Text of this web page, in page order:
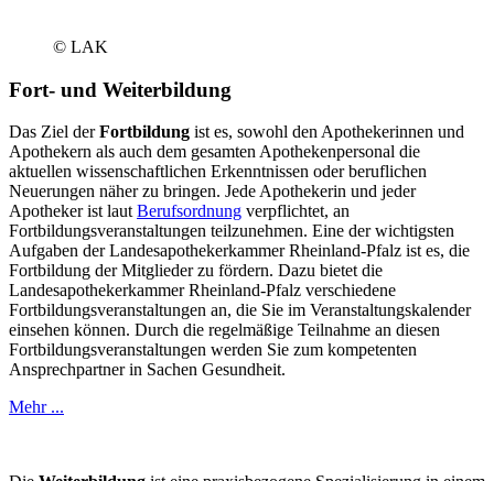
© LAK
Fort- und Weiterbildung
Das Ziel derFortbildung ist es, sowohl den Apothekerinnen und
Apothekern als auch dem gesamten Apothekenpersonal die
aktuellen wissenschaftlichen Erkenntnissen oder beruflichen
Neuerungen näher zu bringen. Jede Apothekerin und jeder
Apotheker ist lautBerufsordnung verpflichtet, an
Fortbildungsveranstaltungen teilzunehmen. Eine der wichtigsten
Aufgaben der Landesapothekerkammer Rheinland-Pfalz ist es, die
Fortbildung der Mitglieder zu fördern. Dazu bietet die
Landesapothekerkammer Rheinland-Pfalz verschiedene
Fortbildungsveranstaltungen an, die Sie im Veranstaltungskalender
einsehen können. Durch die regelmäßige Teilnahme an diesen
Fortbildungsveranstaltungen werden Sie zum kompetenten
Ansprechpartner in Sachen Gesundheit.
Mehr ...